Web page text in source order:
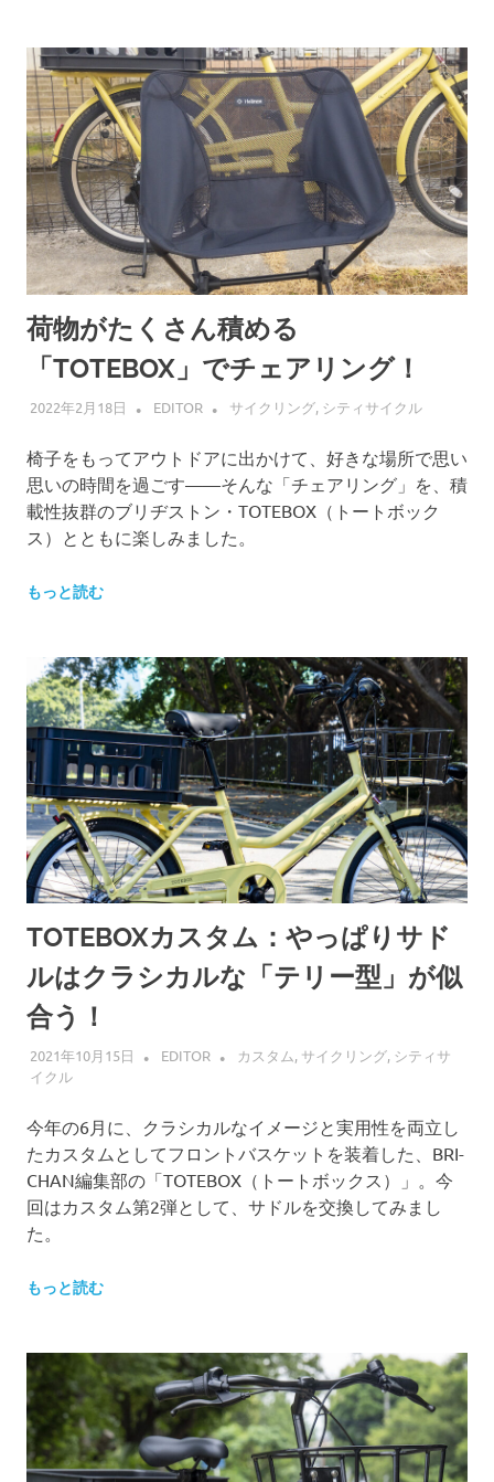
荷物がたくさん積める
「TOTEBOX」でチェアリング！
2022年2月18日 EDITOR サイクリング, シティサイクル
椅子をもってアウトドアに出かけて、好きな場所で思い
思いの時間を過ごす——そんな「チェアリング」を、積
載性抜群のブリヂストン・TOTEBOX（トートボック
ス）とともに楽しみました。
もっと読む
TOTEBOXカスタム：やっぱりサド
ルはクラシカルな「テリー型」が似
合う！
2021年10月15日 EDITOR カスタム, サイクリング, シティサ
イクル
今年の6月に、クラシカルなイメージと実用性を両立し
たカスタムとしてフロントバスケットを装着した、BRI-
CHAN編集部の「TOTEBOX（トートボックス）」。今
回はカスタム第2弾として、サドルを交換してみまし
た。
もっと読む